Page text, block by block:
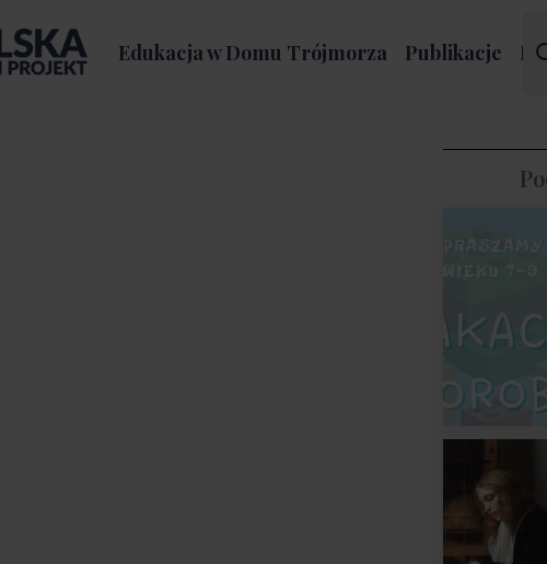
Edukacja w Domu Trójmorza Publikacje